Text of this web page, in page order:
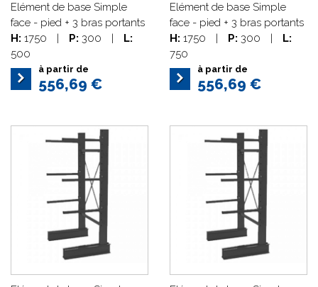
Elément de base Simple
face - pied + 3 bras portants
H: 1750 | P: 300 |
L:
500
à partir de
556,69 €
Elément de base Simple
face - pied + 3 bras portants
H: 1750 | P: 300 |
L:
750
à partir de
556,69 €